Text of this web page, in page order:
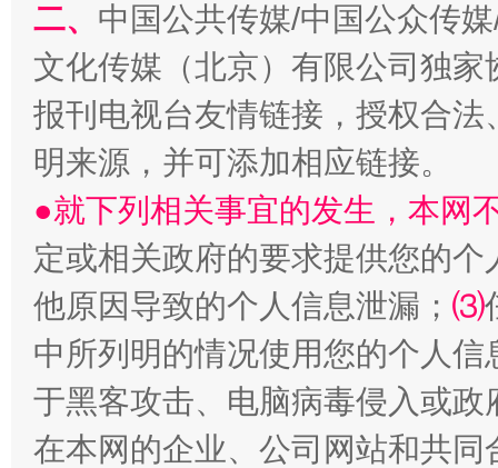
受贿1.44亿！段成刚被判无期 从幼
二、 中国公共传媒/中国公众传
文化传媒（北京）有限公司独
报刊电视台友情链接，授权合
明来源，并可添加相应链接。
●就下列相关事宜的发生，本网
定或相关政府的要求提供您的个
他原因导致的个人信息泄漏； ⑶
中所列明的情况使用您的个人
于黑客攻击、电脑病毒侵入或
在本网的企业、公司网站和共